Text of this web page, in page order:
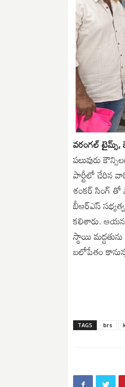
వరంగల్ టైమ్స్,
పలువురు
పార్టీలో చేరిన
శంకర్ సింగ్ తో
బీఆర్ఎస్
కలిశారు. ఆయన
స్థాయి
బలోపేతం
TAGS brs